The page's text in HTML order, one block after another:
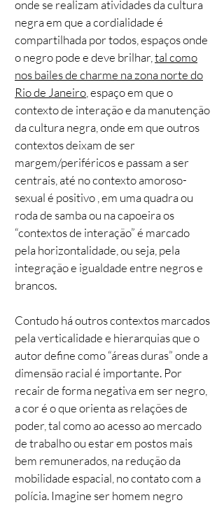
onde se realizam atividades da cultura
negra em que a cordialidade é
compartilhada por todos, espaços onde
o negro pode e deve brilhar, tal como
nos bailes de charme na zona norte do
Rio de Janeiro , espaço em que o
contexto de interação e da manutenção
da cultura negra, onde em que outros
contextos deixam de ser
margem/periféricos e passam a ser
centrais, até no contexto amoroso-
sexual é positivo , em uma quadra ou
roda de samba ou na capoeira os
“contextos de interação” é marcado
pela horizontalidade, ou seja, pela
integração e igualdade entre negros e
brancos.
Contudo há outros contextos marcados
pela verticalidade e hierarquias que o
autor define como “áreas duras” onde a
dimensão racial é importante. Por
recair de forma negativa em ser negro,
a cor é o que orienta as relações de
poder, tal como ao acesso ao mercado
de trabalho ou estar em postos mais
bem remunerados, na redução da
mobilidade espacial, no contato com a
polícia. Imagine ser homem negro